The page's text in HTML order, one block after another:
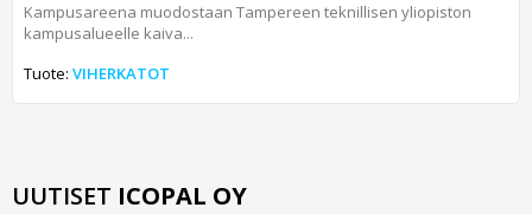
Kampusareena muodostaan Tampereen teknillisen yliopiston
kampusalueelle kaiva...
Tuote: VIHERKATOT
UUTISET ICOPAL OY